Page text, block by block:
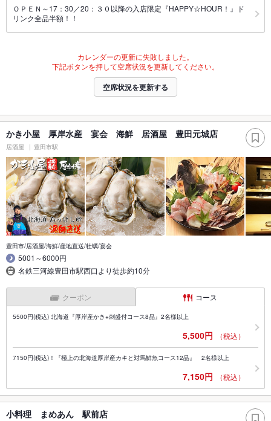
ＯＰＥＮ～17：30／20：３０以降の入店限定『HAPPY☆HOUR！』ド
リンク全品半額！！
カレンダーの更新に失敗しました。
下記ボタンを押して空席状況を更新してください。
空席状況を更新する
かき小屋 厚岸水産 宴会 海鮮 居酒屋 豊田元城店
居酒屋 豊田市駅
豊田市/居酒屋/海鮮/産地直送/牡蠣/宴会
5001～6000円
名鉄三河線豊田市駅西口より徒歩約10分
クーポン コース
5500円(税込) 北海道『厚岸産かき+刺盛付コース8品』2名様以上
5,500円 （税込）
7150円(税込)！『極上の北海道厚岸産カキと対馬鮮魚コース12品』 2名様以上
7,150円 （税込）
小料理 まめあん 駅前店